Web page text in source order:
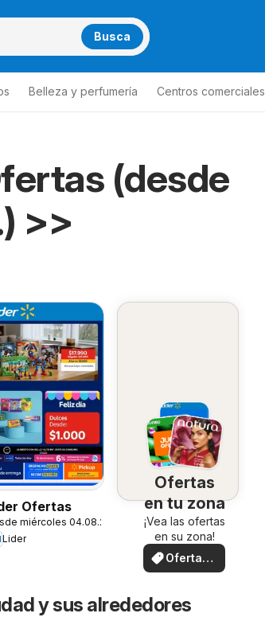
Busca
Belleza y perfumería Centros comerciales
(desde
>>
Ofertas
miércoles 04.08.2026
Lider
Ofertas
en tu zona
¡Vea las ofertas
en su zona!
Ofertas
locales
y sus alrededores